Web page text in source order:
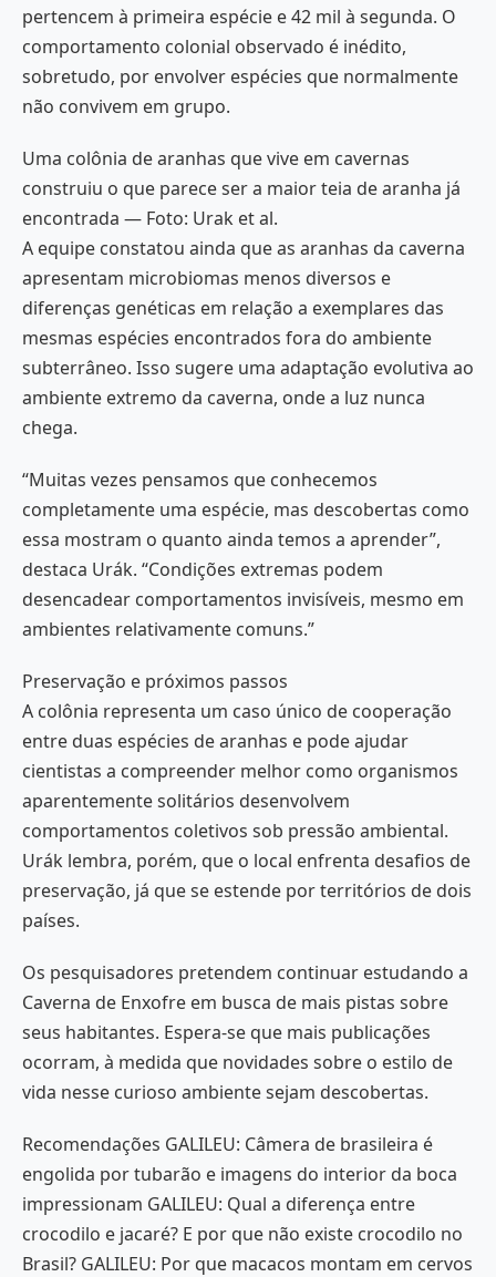
pertencem à primeira espécie e 42 mil à segunda. O
comportamento colonial observado é inédito,
sobretudo, por envolver espécies que normalmente
não convivem em grupo.
Uma colônia de aranhas que vive em cavernas
construiu o que parece ser a maior teia de aranha já
encontrada — Foto: Urak et al.
A equipe constatou ainda que as aranhas da caverna
apresentam microbiomas menos diversos e
diferenças genéticas em relação a exemplares das
mesmas espécies encontrados fora do ambiente
subterrâneo. Isso sugere uma adaptação evolutiva ao
ambiente extremo da caverna, onde a luz nunca
chega.
“Muitas vezes pensamos que conhecemos
completamente uma espécie, mas descobertas como
essa mostram o quanto ainda temos a aprender”,
destaca Urák. “Condições extremas podem
desencadear comportamentos invisíveis, mesmo em
ambientes relativamente comuns.”
Preservação e próximos passos
A colônia representa um caso único de cooperação
entre duas espécies de aranhas e pode ajudar
cientistas a compreender melhor como organismos
aparentemente solitários desenvolvem
comportamentos coletivos sob pressão ambiental.
Urák lembra, porém, que o local enfrenta desafios de
preservação, já que se estende por territórios de dois
países.
Os pesquisadores pretendem continuar estudando a
Caverna de Enxofre em busca de mais pistas sobre
seus habitantes. Espera-se que mais publicações
ocorram, à medida que novidades sobre o estilo de
vida nesse curioso ambiente sejam descobertas.
Recomendações GALILEU: Câmera de brasileira é
engolida por tubarão e imagens do interior da boca
impressionam GALILEU: Qual a diferença entre
crocodilo e jacaré? E por que não existe crocodilo no
Brasil? GALILEU: Por que macacos montam em cervos